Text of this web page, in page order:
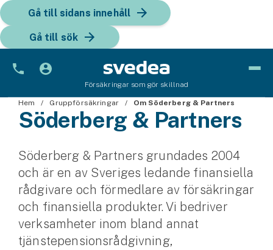
Gå till sidans innehåll
Gå till sök
Försäkringar som gör skillnad
Bil
Bilförsäkring för företag
Fordon
Snöskoterförsäkring
ATV-försäkring
Hem Gruppförsäkringar Om Söderberg & Partners
Söderberg & Partners
Söderberg & Partners grundades 2004
och är en av Sveriges ledande finansiella
rådgivare och förmedlare av försäkringar
och finansiella produkter. Vi bedriver
verksamheter inom bland annat
tjänstepensionsrådgivning,